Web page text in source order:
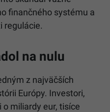
finančného systému a
regulácie.
na nulu
z najväčších
Európy. Investori,
miliardy eur, tisíce